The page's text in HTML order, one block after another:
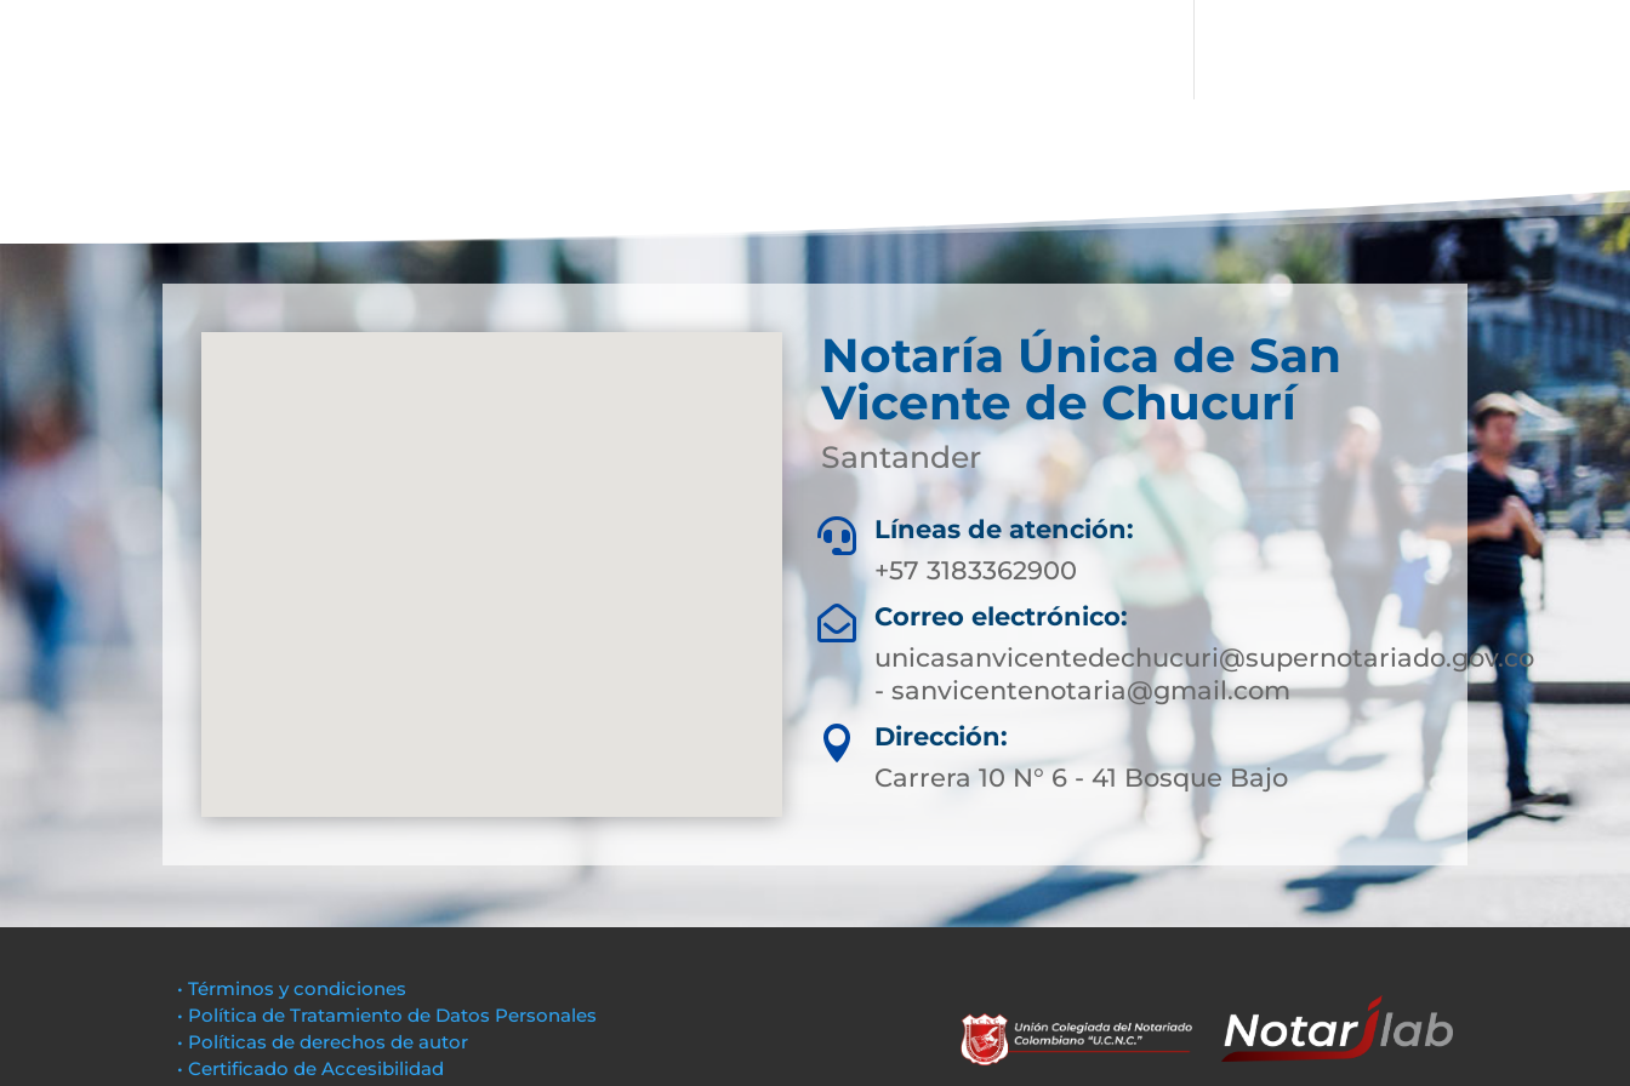
Notaría Única de San
Vicente de Chucurí
Santander

Líneas de atención:
+57 3183362900

Correo electrónico:
unicasanvicentedechucuri@supernotariado.gov.co
- sanvicentenotaria@gmail.com

Dirección:
Carrera 10 N° 6 - 41 Bosque Bajo
• Términos y condiciones
• Política de Tratamiento de Datos Personales
• Políticas de derechos de autor
• Certificado de Accesibilidad